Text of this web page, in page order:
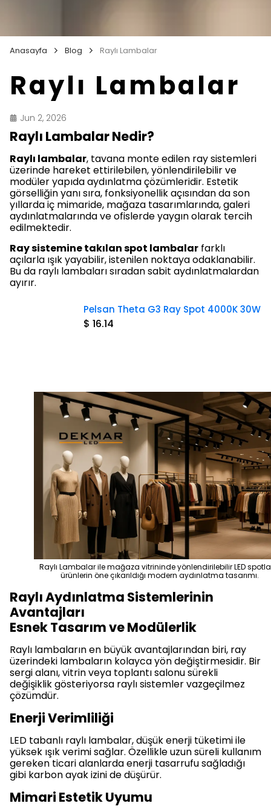
Anasayfa Blog Raylı Lambalar
Raylı Lambalar
Jun 2, 2026
Raylı Lambalar Nedir?
Raylı lambalar, tavana monte edilen ray sistemleri
üzerinde hareket ettirilebilen, yönlendirilebilir ve
modüler yapıda aydınlatma çözümleridir. Estetik
görselliğin yanı sıra, fonksiyonellik açısından da son
yıllarda iç mimaride, mağaza tasarımlarında, galeri
aydınlatmalarında ve ofislerde yaygın olarak tercih
edilmektedir.
Ray sistemine takılan spot lambalar farklı
açılarla ışık yayabilir, istenilen noktaya odaklanabilir.
Bu da raylı lambaları sıradan sabit aydınlatmalardan
ayırır.
Pelsan Theta G3 Ray Spot 4000K 30W
$ 16.14
Raylı Lambalar ile mağaza vitrininde yönlendirilebilir LED
ürünlerin öne çıkarıldığı modern aydınlatma tasarımı.
Raylı Aydınlatma Sistemlerinin
Avantajları
Esnek Tasarım ve Modülerlik
Raylı lambaların en büyük avantajlarından biri, ray
üzerindeki lambaların kolayca yön değiştirmesidir. Bir
sergi alanı, vitrin veya toplantı salonu sürekli
değişiklik gösteriyorsa raylı sistemler vazgeçilmez
çözümdür.
Enerji Verimliliği
LED tabanlı raylı lambalar, düşük enerji tüketimi ile
yüksek ışık verimi sağlar. Özellikle uzun süreli kullanım
gereken ticari alanlarda enerji tasarrufu sağladığı
gibi karbon ayak izini de düşürür.
Mimari Estetik Uyumu